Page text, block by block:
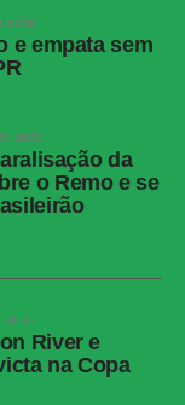
atrás
e empata sem
atrás
da
o Remo e se
atrás
River e
na Copa